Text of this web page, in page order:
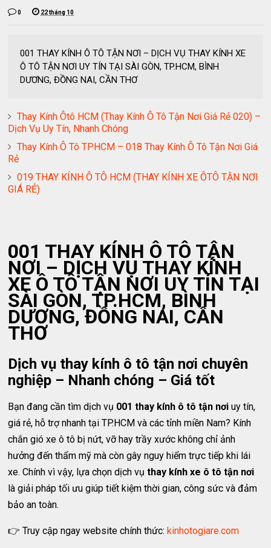
0 22 tháng 10
001 THAY KÍNH Ô TÔ TẬN NƠI – DỊCH VỤ THAY KÍNH XE
Ô TÔ TẬN NƠI UY TÍN TẠI SÀI GÒN, TP.HCM, BÌNH
DƯƠNG, ĐỒNG NAI, CẦN THƠ
Thay Kính Ôtô HCM (Thay Kính Ô Tô Tận Nơi Giá Rẻ 020) –
Dịch Vụ Uy Tín, Nhanh Chóng
Thay Kính Ô Tô TPHCM – 018 Thay Kính Ô Tô Tận Nơi Giá
Rẻ
019 THAY KÍNH Ô TÔ HCM (THAY KÍNH XE ÔTÔ TẬN NƠI
GIÁ RẺ)
001 THAY KÍNH Ô TÔ TẬN
NƠI – DỊCH VỤ THAY KÍNH
XE Ô TÔ TẬN NƠI UY TÍN TẠI
SÀI GÒN, TP.HCM, BÌNH
DƯƠNG, ĐỒNG NAI, CẦN
THƠ
Dịch vụ thay kính ô tô tận nơi chuyên
nghiệp – Nhanh chóng – Giá tốt
Bạn đang cần tìm dịch vụ 001 thay kính ô tô tận nơi uy tín,
giá rẻ, hỗ trợ nhanh tại TP.HCM và các tỉnh miền Nam? Kính
chắn gió xe ô tô bị nứt, vỡ hay trầy xước không chỉ ảnh
hưởng đến thẩm mỹ mà còn gây nguy hiểm trực tiếp khi lái
xe. Chính vì vậy, lựa chọn dịch vụthay kính xe ô tô tận nơi
là giải pháp tối ưu giúp tiết kiệm thời gian, công sức và đảm
bảo an toàn.
👉 Truy cập ngay website chính thức:kinhotogiare.com